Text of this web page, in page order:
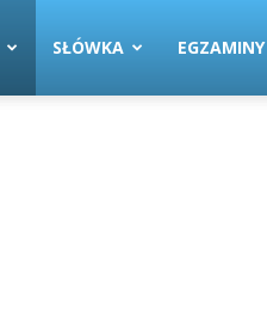
SŁÓWKA EGZAMINY